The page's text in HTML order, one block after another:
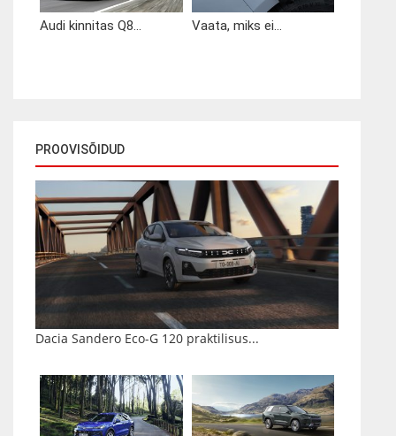
Audi kinnitas Q8... Vaata, miks ei...
PROOVISÕIDUD
Dacia Sandero Eco-G 120 praktilisus...